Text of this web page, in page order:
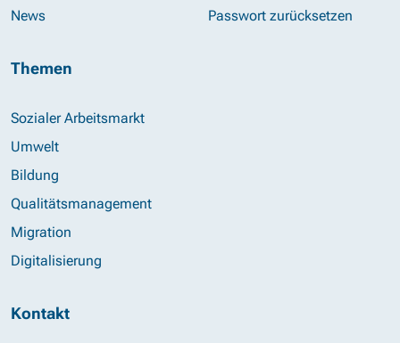
News
Passwort zurücksetzen
Themen
Sozialer Arbeitsmarkt
Umwelt
Bildung
Qualitätsmanagement
Migration
Digitalisierung
Kontakt